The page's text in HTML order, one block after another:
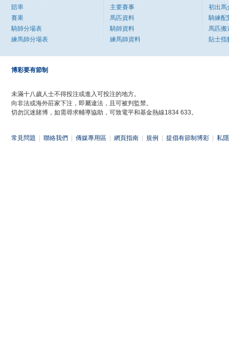
賠率
賽果
騎師分場表
練馬師分場表
主要賽事
馬匹資料
騎師資料
練馬師資料
初出馬
騎練配
馬匹搬
貼士指
博彩要有節制
未滿十八歲人士不得投注或進入可投注的地方。
向非法或海外莊家下注，即屬違法，且可被判監禁。
切勿沉迷賭博，如需尋求輔導協助，可致電平和基金熱線1834 633。
常見問題 聯絡我們 傳媒專用區 網頁指南 規例 提倡有節制博彩 私